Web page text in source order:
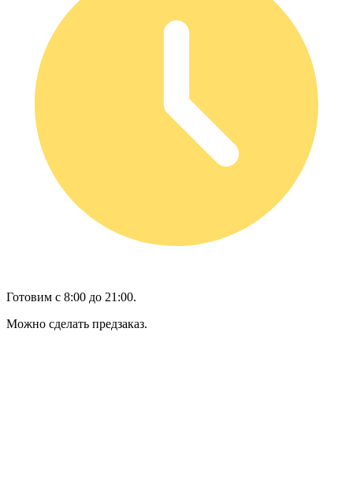
Готовим с 8:00 до 21:00.
Можно сделать предзаказ.